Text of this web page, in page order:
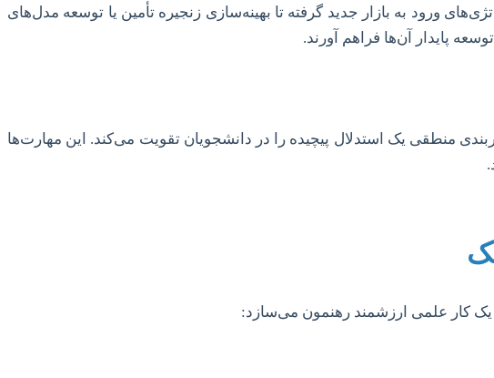
ورود به بازار جدید گرفته تا بهینه‌سازی زنجیره تأمین یا توسعه مدل‌های
پایدار آن‌ها فراهم آورند.
منطقی یک استدلال پیچیده را در دانشجویان تقویت می‌کند. این مهارت‌ها
یک کار علمی ارزشمند رهنمون می‌سازد: